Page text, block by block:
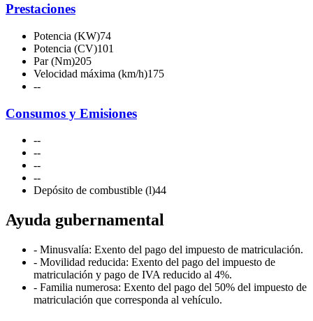
Prestaciones
Potencia (KW)74
Potencia (CV)101
Par (Nm)205
Velocidad máxima (km/h)175
--
Consumos y Emisiones
--
--
--
--
Depósito de combustible (l)44
Ayuda gubernamental
- Minusvalía: Exento del pago del impuesto de matriculación.
- Movilidad reducida: Exento del pago del impuesto de
matriculación y pago de IVA reducido al 4%.
- Familia numerosa: Exento del pago del 50% del impuesto de
matriculación que corresponda al vehículo.